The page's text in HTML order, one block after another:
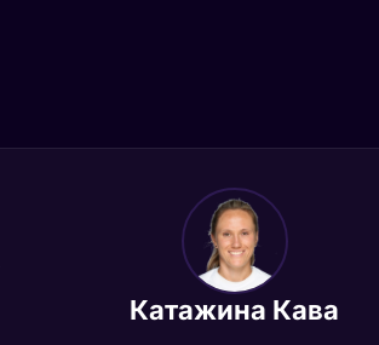
Катажина Кава